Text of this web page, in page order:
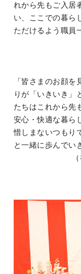
れから先もご入居
い、ここでの暮ら
ただけるよう職員
「皆さまのお顔
りが「いきいき」
たちはこれから先
安心・快適な暮ら
惜しまないつもり
と一緒に歩んでい